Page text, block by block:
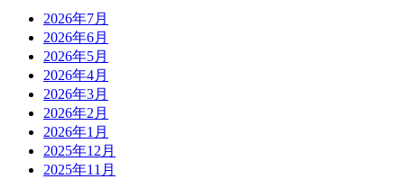
2026年7月
2026年6月
2026年5月
2026年4月
2026年3月
2026年2月
2026年1月
2025年12月
2025年11月